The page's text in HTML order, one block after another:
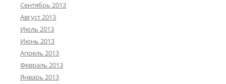
Сентябрь 2013
Август 2013
Июль 2013
Июнь 2013
Апрель 2013
Февраль 2013
Январь 2013